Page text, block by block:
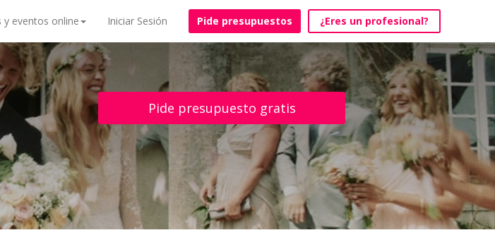
y eventos online Iniciar Sesión Pide presupuestos ¿Eres un profesional?
Pide presupuesto gratis